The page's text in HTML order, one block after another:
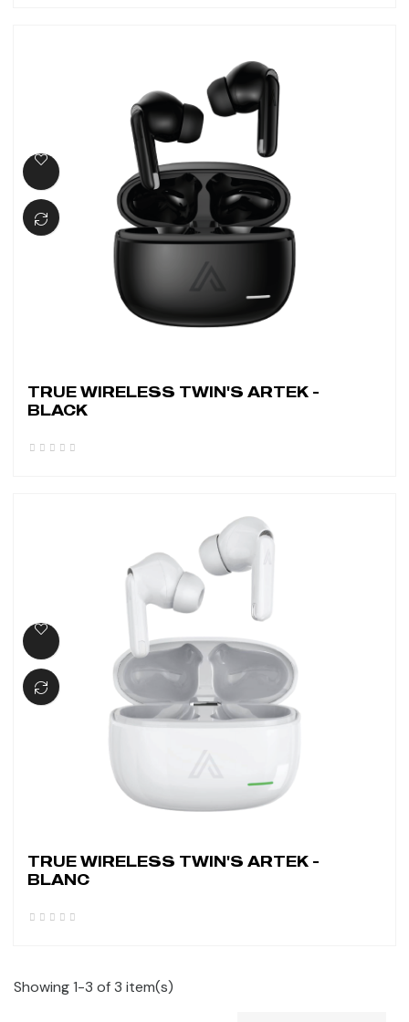
TRUE WIRELESS TWIN'S ARTEK -
BLACK
TRUE WIRELESS TWIN'S ARTEK -
BLANC
Showing 1-3 of 3 item(s)